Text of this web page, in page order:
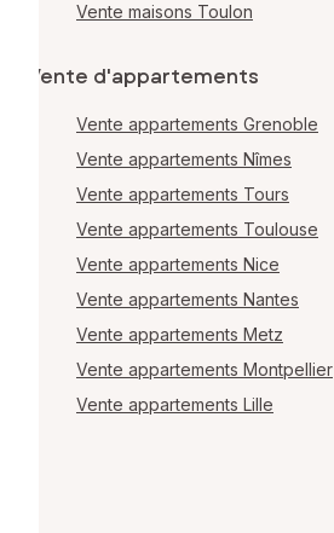
Vente maisons Toulon
Vente d'appartements
Vente appartements Grenoble
Vente appartements Nîmes
Vente appartements Tours
Vente appartements Toulouse
Vente appartements Nice
Vente appartements Nantes
Vente appartements Metz
Vente appartements Montpellier
Vente appartements Lille